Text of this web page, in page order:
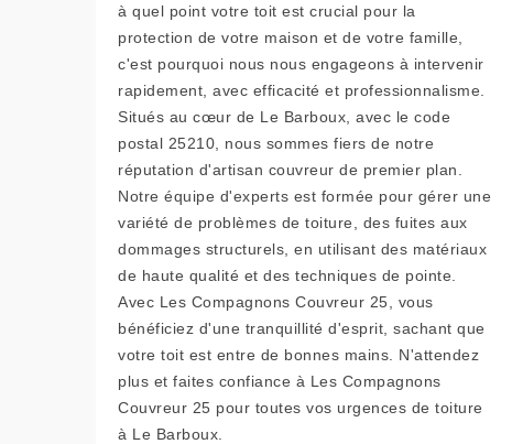
à quel point votre toit est crucial pour la
protection de votre maison et de votre famille,
c'est pourquoi nous nous engageons à intervenir
rapidement, avec efficacité et professionnalisme.
Situés au cœur de Le Barboux, avec le code
postal 25210, nous sommes fiers de notre
réputation d'artisan couvreur de premier plan.
Notre équipe d'experts est formée pour gérer une
variété de problèmes de toiture, des fuites aux
dommages structurels, en utilisant des matériaux
de haute qualité et des techniques de pointe.
Avec Les Compagnons Couvreur 25, vous
bénéficiez d'une tranquillité d'esprit, sachant que
votre toit est entre de bonnes mains. N'attendez
plus et faites confiance à Les Compagnons
Couvreur 25 pour toutes vos urgences de toiture
à Le Barboux.